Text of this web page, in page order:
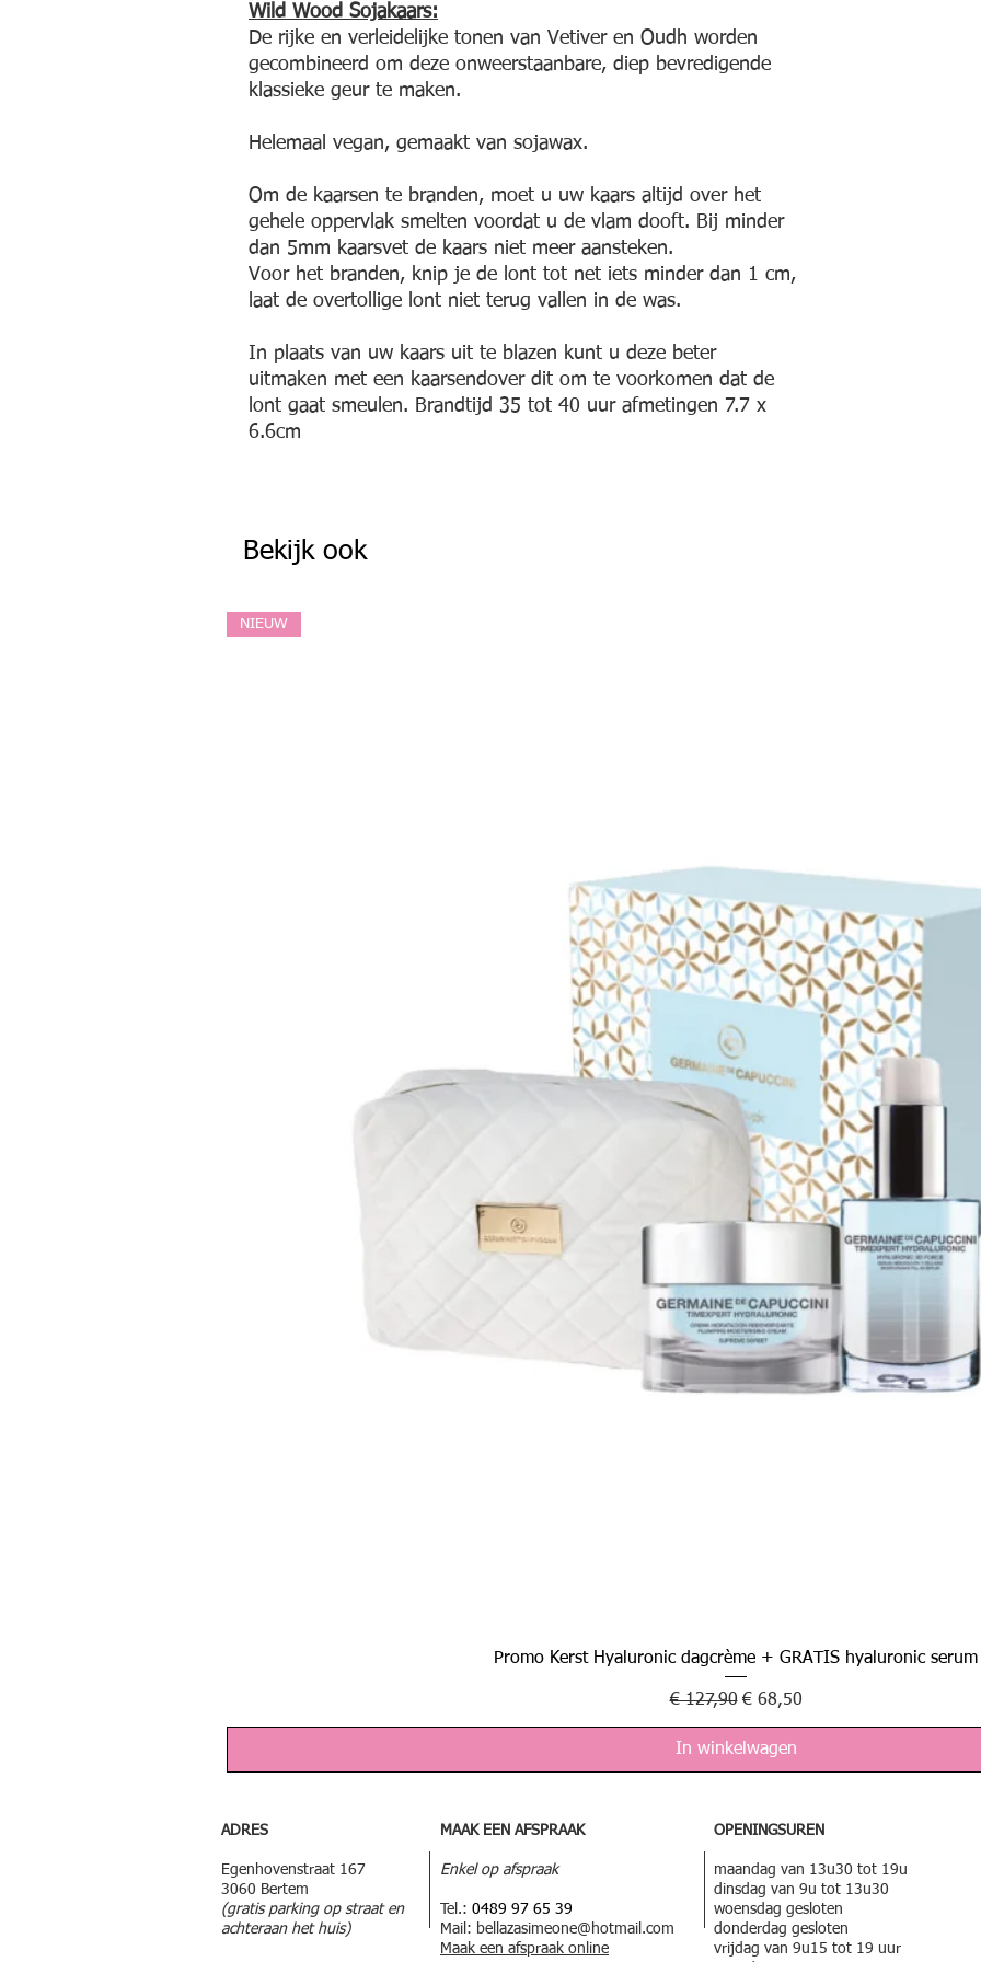
Wild Wood Sojakaars:
De rijke en verleidelijke tonen van Vetiver en Oudh worden
gecombineerd om deze onweerstaanbare, diep bevredigende
klassieke geur te maken.
Helemaal vegan, gemaakt van sojawax.
Om de kaarsen te branden, moet u uw kaars altijd over het
gehele oppervlak smelten voordat u de vlam dooft. Bij minder
dan 5mm kaarsvet de kaars niet meer aansteken.
Voor het branden, knip je de lont tot net iets minder dan 1 cm,
laat de overtollige lont niet terug vallen in de was.
In plaats van uw kaars uit te blazen kunt u deze beter
uitmaken met een kaarsendover dit om te voorkomen dat de
lont gaat smeulen. Brandtijd 35 tot 40 uur afmetingen 7.7 x
6.6cm
Bekijk ook
Snel overzicht
NIEUW
Promo Kerst Hyaluronic dagcrème + GRATIS hyaluronic serum
Normale prijs
€ 127,90 Verkoopprijs
€ 68,50
In winkelwagen
ADRES
Egenhovenstraat 167
3060 Bertem
(gratis parking op straat en
achteraan het huis)
MAAK EEN AFSPRAAK
Enkel op afspraak
Tel.: 0489 97 65 39
Mail: bellazasimeone@hotmail.com
Maak een afspraak online
OPENINGSUREN
maandag van 13u30 tot 19u
dinsdag van 9u tot 13u30
woensdag gesloten
donderdag gesloten
vrijdag van 9u15 tot 19 uur